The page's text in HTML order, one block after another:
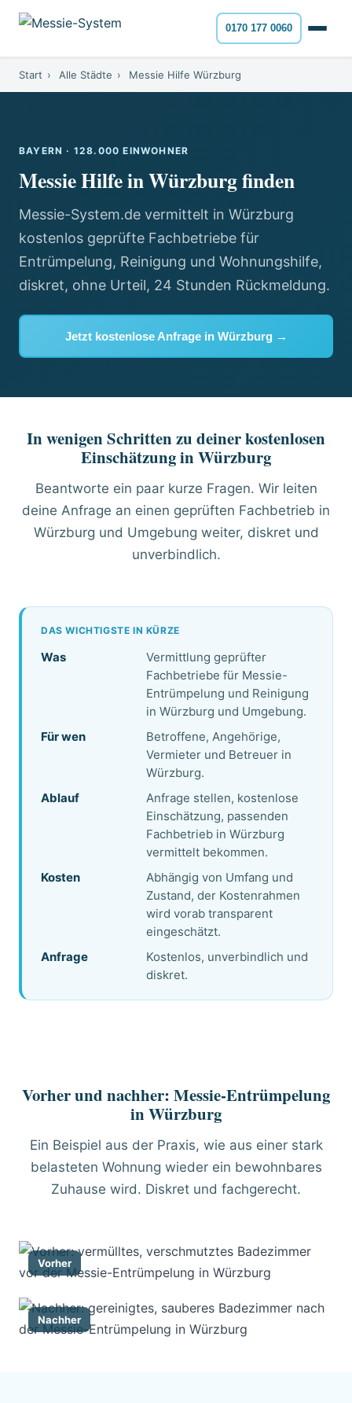
0170 177 0060
Start › Alle Städte › Messie Hilfe Würzburg
BAYERN · 128.000 EINWOHNER
Messie Hilfe in Würzburg finden
Messie-System.de vermittelt in Würzburg
kostenlos geprüfte Fachbetriebe für
Entrümpelung, Reinigung und Wohnungshilfe,
diskret, ohne Urteil, 24 Stunden Rückmeldung.
Jetzt kostenlose Anfrage in Würzburg →
In wenigen Schritten zu deiner kostenlosen
Einschätzung in Würzburg
Beantworte ein paar kurze Fragen. Wir leiten
deine Anfrage an einen geprüften Fachbetrieb in
Würzburg und Umgebung weiter, diskret und
unverbindlich.
DAS WICHTIGSTE IN KÜRZE
Was
Vermittlung geprüfter
Fachbetriebe für Messie-
Entrümpelung und Reinigung
in Würzburg und Umgebung.
Für wen
Betroffene, Angehörige,
Vermieter und Betreuer in
Würzburg.
Ablauf
Anfrage stellen, kostenlose
Einschätzung, passenden
Fachbetrieb in Würzburg
vermittelt bekommen.
Kosten
Abhängig von Umfang und
Zustand, der Kostenrahmen
wird vorab transparent
eingeschätzt.
Anfrage
Kostenlos, unverbindlich und
diskret.
Vorher und nachher: Messie-Entrümpelung
in Würzburg
Ein Beispiel aus der Praxis, wie aus einer stark
belasteten Wohnung wieder ein bewohnbares
Zuhause wird. Diskret und fachgerecht.
Vorher
Nachher